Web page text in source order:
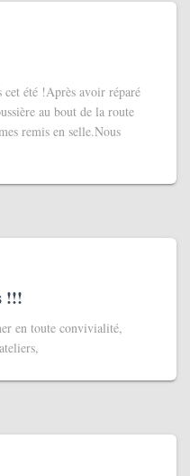
été !Après avoir réparé
au bout de la route
remis en selle.Nous
!!!
en toute convivialité,